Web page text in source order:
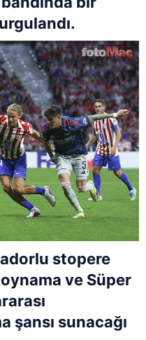
stopere
ve Süper
şansı sunacağı